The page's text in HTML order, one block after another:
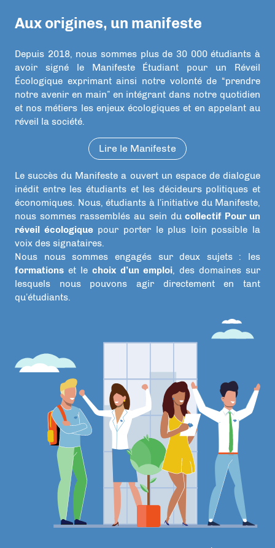
Aux origines, un manifeste
Depuis 2018, nous sommes plus de 30 000 étudiants à
avoir signé le Manifeste Étudiant pour un Réveil
Écologique exprimant ainsi notre volonté de “prendre
notre avenir en main” en intégrant dans notre quotidien
et nos métiers les enjeux écologiques et en appelant au
réveil la société.
Lire le Manifeste
Le succès du Manifeste a ouvert un espace de dialogue
inédit entre les étudiants et les décideurs politiques et
économiques. Nous, étudiants à l’initiative du Manifeste,
nous sommes rassemblés au sein ducollectif Pour un
réveil écologiquepour porter le plus loin possible la
voix des signataires.
Nous nous sommes engagés sur deux sujets : les
formations et lechoix d’un emploi, des domaines sur
lesquels nous pouvons agir directement en tant
qu’étudiants.